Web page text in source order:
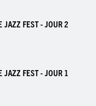
JAZZ FEST - JOUR 2
JAZZ FEST - JOUR 1